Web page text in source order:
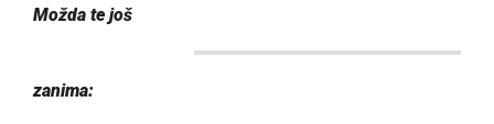
Možda te još
zanima: